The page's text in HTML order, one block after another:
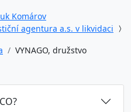
Komárov
agentura a.s. v likvidaci
VYNAGO, družstvo